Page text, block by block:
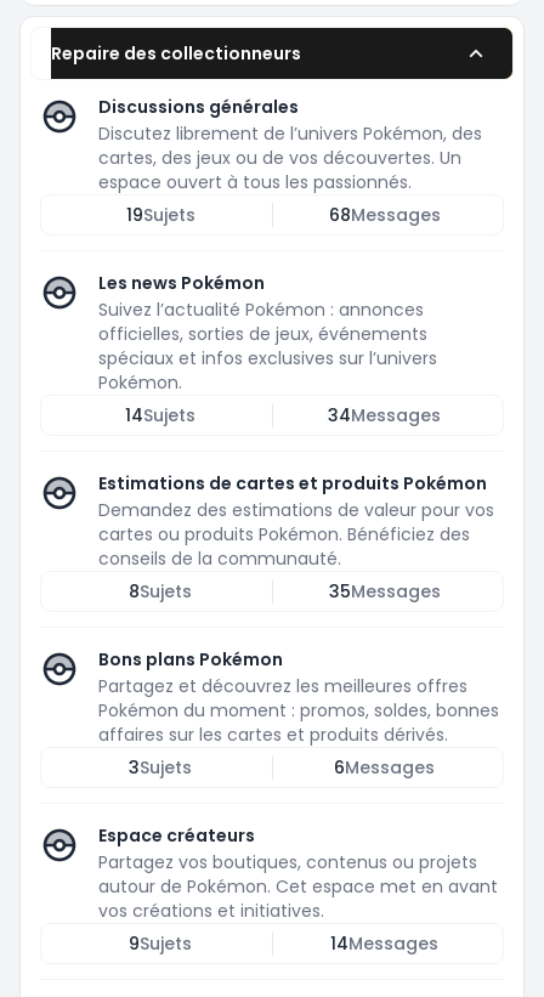
Repaire des collectionneurs
Discussions générales
Discutez librement de l’univers Pokémon, des
cartes, des jeux ou de vos découvertes. Un
espace ouvert à tous les passionnés.
19Sujets 68Messages
Les news Pokémon
Suivez l’actualité Pokémon : annonces
officielles, sorties de jeux, événements
spéciaux et infos exclusives sur l’univers
Pokémon.
14Sujets 34Messages
Estimations de cartes et produits Pokémon
Demandez des estimations de valeur pour vos
cartes ou produits Pokémon. Bénéficiez des
conseils de la communauté.
8Sujets 35Messages
Bons plans Pokémon
Partagez et découvrez les meilleures offres
Pokémon du moment : promos, soldes, bonnes
affaires sur les cartes et produits dérivés.
3Sujets 6Messages
Espace créateurs
Partagez vos boutiques, contenus ou projets
autour de Pokémon. Cet espace met en avant
vos créations et initiatives.
9Sujets 14Messages